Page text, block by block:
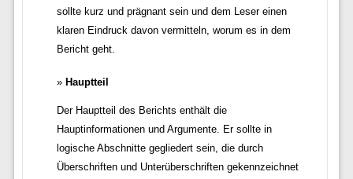
sollte kurz und prägnant sein und dem Leser einen
klaren Eindruck davon vermitteln, worum es in dem
Bericht geht.
Hauptteil
Der Hauptteil des Berichts enthält die
Hauptinformationen und Argumente. Er sollte in
logische Abschnitte gegliedert sein, die durch
Überschriften und Unterüberschriften gekennzeichnet